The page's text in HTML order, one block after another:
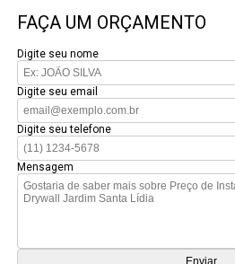
FAÇA UM ORÇAMENTO
Digite seu nome
Digite seu email
Digite seu telefone
Mensagem